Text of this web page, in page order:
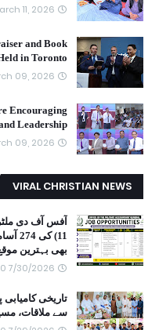
11, 2026
and Book
in Toronto
09, 2026
Encouraging
Leadership
09, 2026
VIRAL CHRISTIAN NEWS
11)
بھی بہترین
7/30/2026 11:59:00 AM
تاریخی
سے ملاقات،